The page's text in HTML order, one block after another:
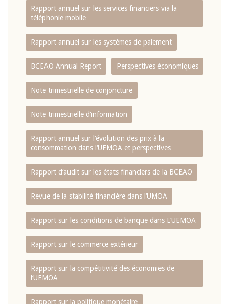
Rapport annuel sur les services financiers via la
téléphonie mobile
Rapport annuel sur les systèmes de paiement
BCEAO Annual Report Perspectives économiques
Note trimestrielle de conjoncture
Note trimestrielle d‘information
Rapport annuel sur l‘évolution des prix à la
consommation dans l‘UEMOA et perspectives
Rapport d‘audit sur les états financiers de la BCEAO
Revue de la stabilité financière dans l‘UMOA
Rapport sur les conditions de banque dans L‘UEMOA
Rapport sur le commerce extérieur
Rapport sur la compétitivité des économies de
l‘UEMOA
Rapport sur la politique monétaire